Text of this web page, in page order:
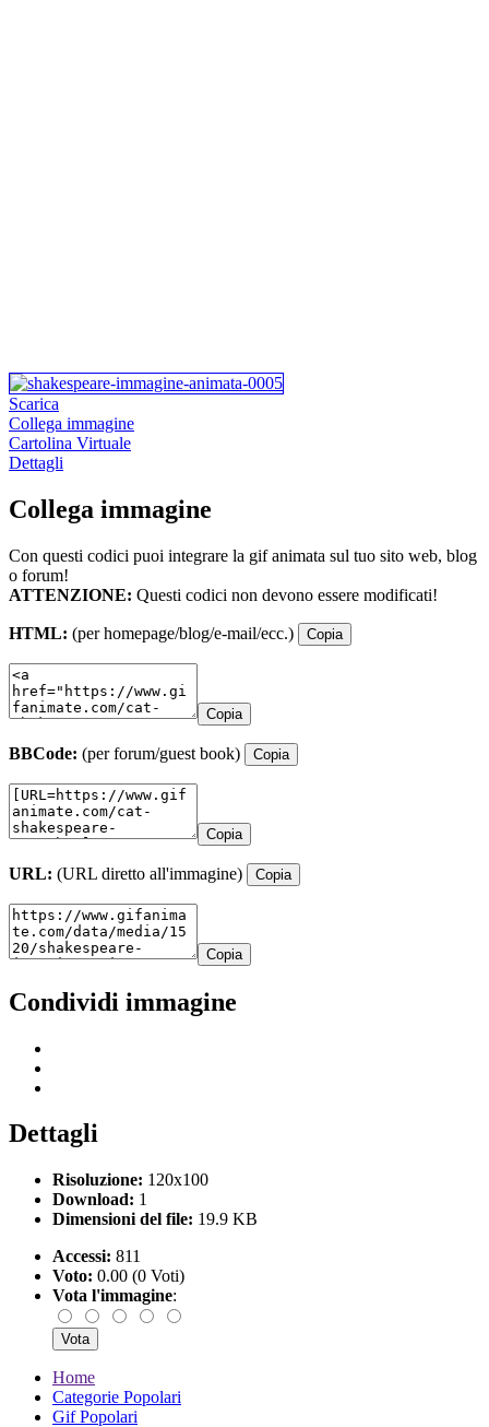
Scarica
Collega immagine
Cartolina Virtuale
Dettagli
Collega immagine
Con questi codici puoi integrare la gif animata sul tuo sito web, blog
o forum!
ATTENZIONE: Questi codici non devono essere modificati!
HTML: (per homepage/blog/e-mail/ecc.) Copia
Copia
BBCode: (per forum/guest book) Copia
Copia
URL: (URL diretto all'immagine) Copia
Copia
Condividi immagine
Dettagli
Risoluzione: 120x100
Download: 1
Dimensioni del file: 19.9 KB
Accessi: 811
Voto: 0.00 (0 Voti)
Vota l'immagine:
Home
Categorie Popolari
Gif Popolari